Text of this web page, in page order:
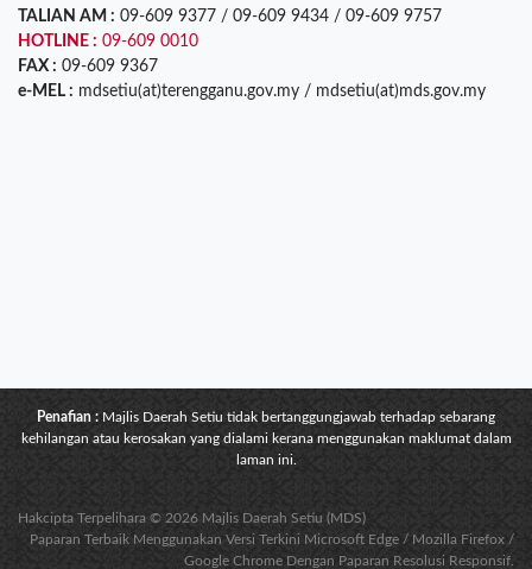
TALIAN AM : 09-609 9377 / 09-609 9434 / 09-609 9757
HOTLINE : 09-609 0010
FAX : 09-609 9367
e-MEL : mdsetiu(at)terengganu.gov.my / mdsetiu(at)mds.gov.my
Penafian : Majlis Daerah Setiu tidak bertanggungjawab terhadap sebarang
kehilangan atau kerosakan yang dialami kerana menggunakan maklumat dalam
laman ini.
Hakcipta Terpelihara © 2026 Majlis Daerah Setiu (MDS)
Paparan Terbaik Menggunakan Versi Terkini Microsoft Edge / Mozilla Firefox /
Google Chrome Dengan Paparan Resolusi Responsif.